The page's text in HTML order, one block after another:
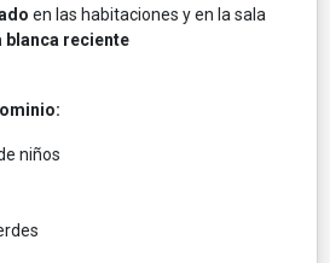
en las habitaciones y en la sala
blanca reciente
niños